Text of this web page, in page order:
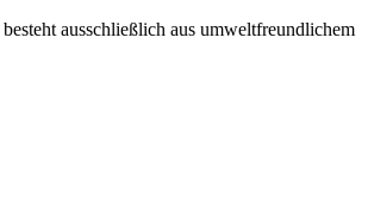
besteht ausschließlich aus umweltfreundlichem